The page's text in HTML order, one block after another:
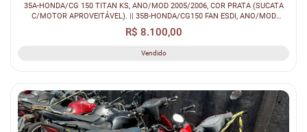
35A-HONDA/CG 150 TITAN KS, ANO/MOD 2005/2006, COR PRATA (SUCATA
C/MOTOR APROVEITÁVEL). || 35B-HONDA/CG150 FAN ESDI, ANO/MOD
2010/2011, COR P...
R$ 8.100,00
Vendido